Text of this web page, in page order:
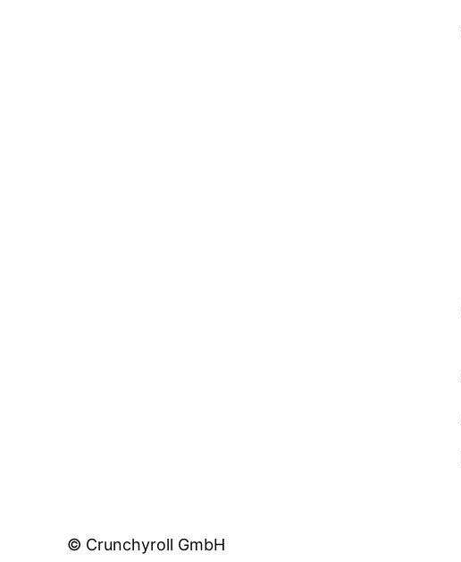
© Crunchyroll GmbH